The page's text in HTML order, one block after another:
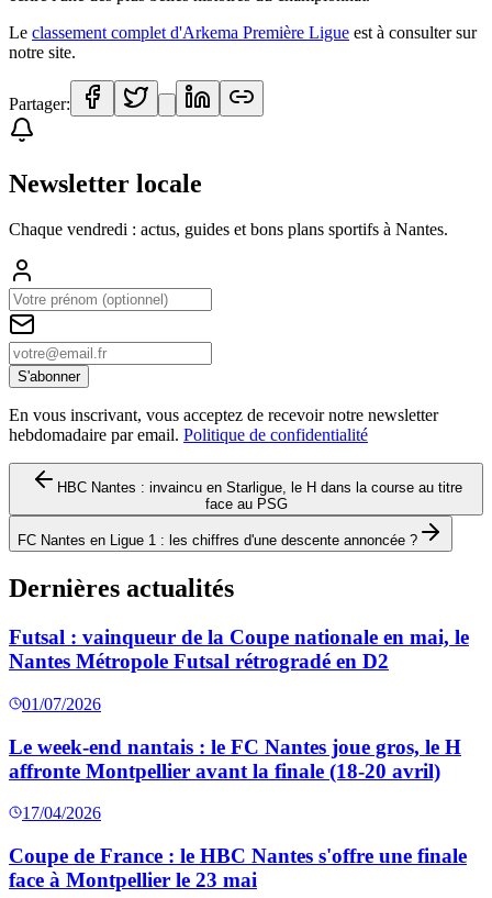
Le classement complet d'Arkema Première Ligue est à consulter sur
notre site.
Partager:
Newsletter locale
Chaque vendredi : actus, guides et bons plans sportifs à Nantes.
S'abonner
En vous inscrivant, vous acceptez de recevoir notre newsletter
hebdomadaire par email. Politique de confidentialité
HBC Nantes : invaincu en Starligue, le H dans la course au titre
face au PSG
FC Nantes en Ligue 1 : les chiffres d'une descente annoncée ?
Dernières actualités
Futsal : vainqueur de la Coupe nationale en mai, le
Nantes Métropole Futsal rétrogradé en D2
01/07/2026
Le week-end nantais : le FC Nantes joue gros, le H
affronte Montpellier avant la finale (18-20 avril)
17/04/2026
Coupe de France : le HBC Nantes s'offre une finale
face à Montpellier le 23 mai